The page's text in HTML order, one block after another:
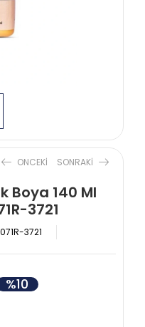
ONCEKI SONRAKI
Boya 140 Ml
3721
3721
%10